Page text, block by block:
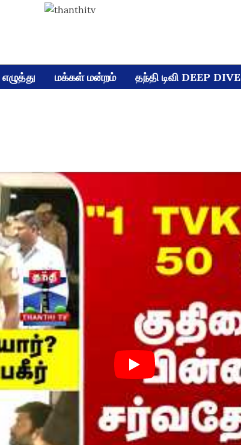
மக்கள் மன்றம் தந்தி டிவி DEEP DIVE